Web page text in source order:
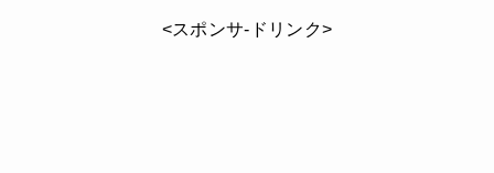
<スポンサ-ドリンク>